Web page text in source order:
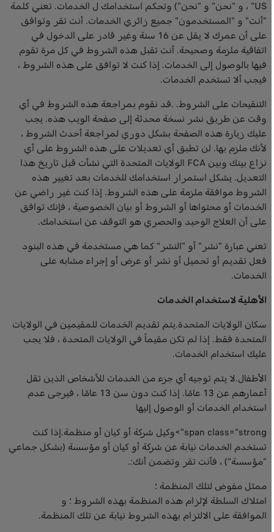
US" ، و "نحن" و "نحن") وتحكم استخدامك ل الخدمات. تعني كلمة
"أنت" و "المستخدمون" جميع زائري الخدمات. أنت تقر وتوافق
على أن عمرك لا يقل عن 16 سنة وغير قادر على الدخول في
اتفاقية ملزمة وصحيحة. أنت تقبل هذه الشروط في كل مرة تقوم
فيها بالوصول إلى الخدمات. إذا كنت لا توافق على هذه الشروط ،
فيجب ألا تستخدم الخدمات.
التنقيحات على الشروط. .قد نقوم بمراجعة هذه الشروط في أي
وقت عن طريق نشر نسخة محدثة إلى صفحة الويب هذه. يجب
عليك زيارة هذه الصفحة بشكل دوري لمراجعة أحدث الشروط ،
لأنك ملزم بها. لن تطبق أي تعديلات على هذه الشروط على أي
نزاع بينك وبين FCA الولايات المتحدة التي نشأت قبل تاريخ هذا
التعديل. يشكل استمرار استخدامك للخدمات بعد تغيير هذه
الشروط موافقة ملزمة على هذه الشروط. إذا كنت غير راضي عن
الخدمات أو محتواها أو الشروط أو بيان الخصوصية ، فإنك توافق
على أن العلاج الوحيد والحصري هو التوقف عن استخدامك.
تعني عبارة "نشر" أو "النشر" كما هي مستخدمة في هذه البنود
فعل تقديم أو تحميل أو نشر أو عرض أو إجراء مشابه على
الخدمات.
الأهلية لاستخدام الخدمات
سكان الولايات المتحدة.يتم تقديم الخدمات للمقيمين في الولايات
المتحدة فقط. إذا لم تكن مقيماً في الولايات المتحدة ، فلا يجب
عليك استخدام الخدمات.
الأطفال.لا يتم توجيه أي جزء من الخدمات للأشخاص الذين تقل
أعمارهم عن 13 عامًا. إذا كنت دون سن 13 عامًا ، فيرجى عدم
استخدام الخدمات أو الوصول إليها
span class="strong">وكيل شركة أو كيان أو منظمة.إذا كنت
تستخدم الخدمات نيابة عن شركة أو كيان أو مؤسسة (بشكل جماعي
"مؤسسة") ، فأنت تقر وتضمن أنك:.
ممثل مفوض لتلك المنظمة ؛
امتلاك السلطة لإلزام هذه المنظمة بهذه الشروط ؛ و
الموافقة على الالتزام بهذه الشروط نيابة عن تلك المنظمة.